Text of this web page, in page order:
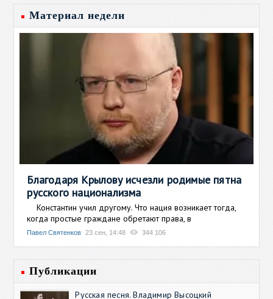
Материал недели
Благодаря Крылову исчезли родимые пятна
русского национализма
Константин учил другому. Что нация возникает тогда,
когда простые граждане обретают права, в
Павел Святенков 23 сен, 14:48 344 106
Публикации
Русская песня. Владимир Высоцкий